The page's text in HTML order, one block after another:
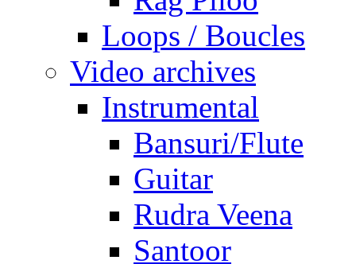
Loops / Boucles
Video archives
Instrumental
Bansuri/Flute
Guitar
Rudra Veena
Santoor